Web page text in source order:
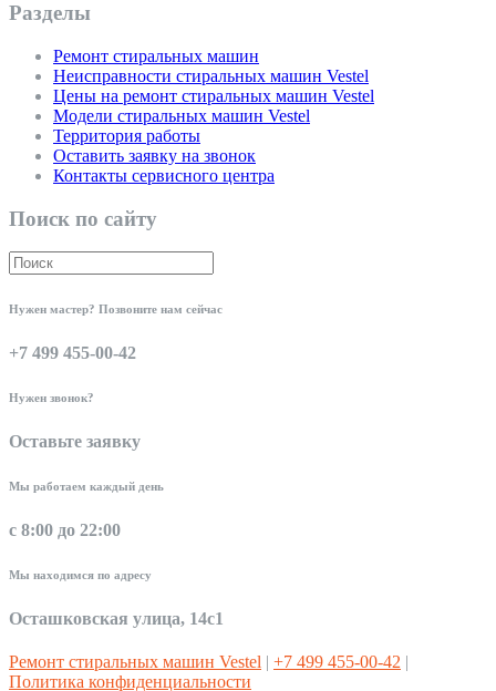
Разделы
Ремонт стиральных машин
Неисправности стиральных машин Vestel
Цены на ремонт стиральных машин Vestel
Модели стиральных машин Vestel
Территория работы
Оставить заявку на звонок
Контакты сервисного центра
Поиск по сайту
Нужен мастер? Позвоните нам сейчас
+7 499 455-00-42
Нужен звонок?
Оставьте заявку
Мы работаем каждый день
с 8:00 до 22:00
Мы находимся по адресу
Осташковская улица, 14с1
Ремонт стиральных машин Vestel | +7 499 455-00-42 |
Политика конфиденциальности